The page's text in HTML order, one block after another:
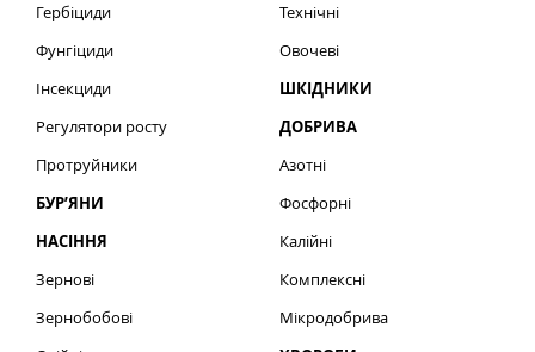
Гербіциди
Фунгіциди
Інсекциди
Регулятори росту
Протруйники
БУР’ЯНИ
НАСІННЯ
Зернові
Зернобобові
Технічні
Овочеві
ШКІДНИКИ
ДОБРИВА
Азотні
Фосфорні
Калійні
Комплексні
Мікродобрива